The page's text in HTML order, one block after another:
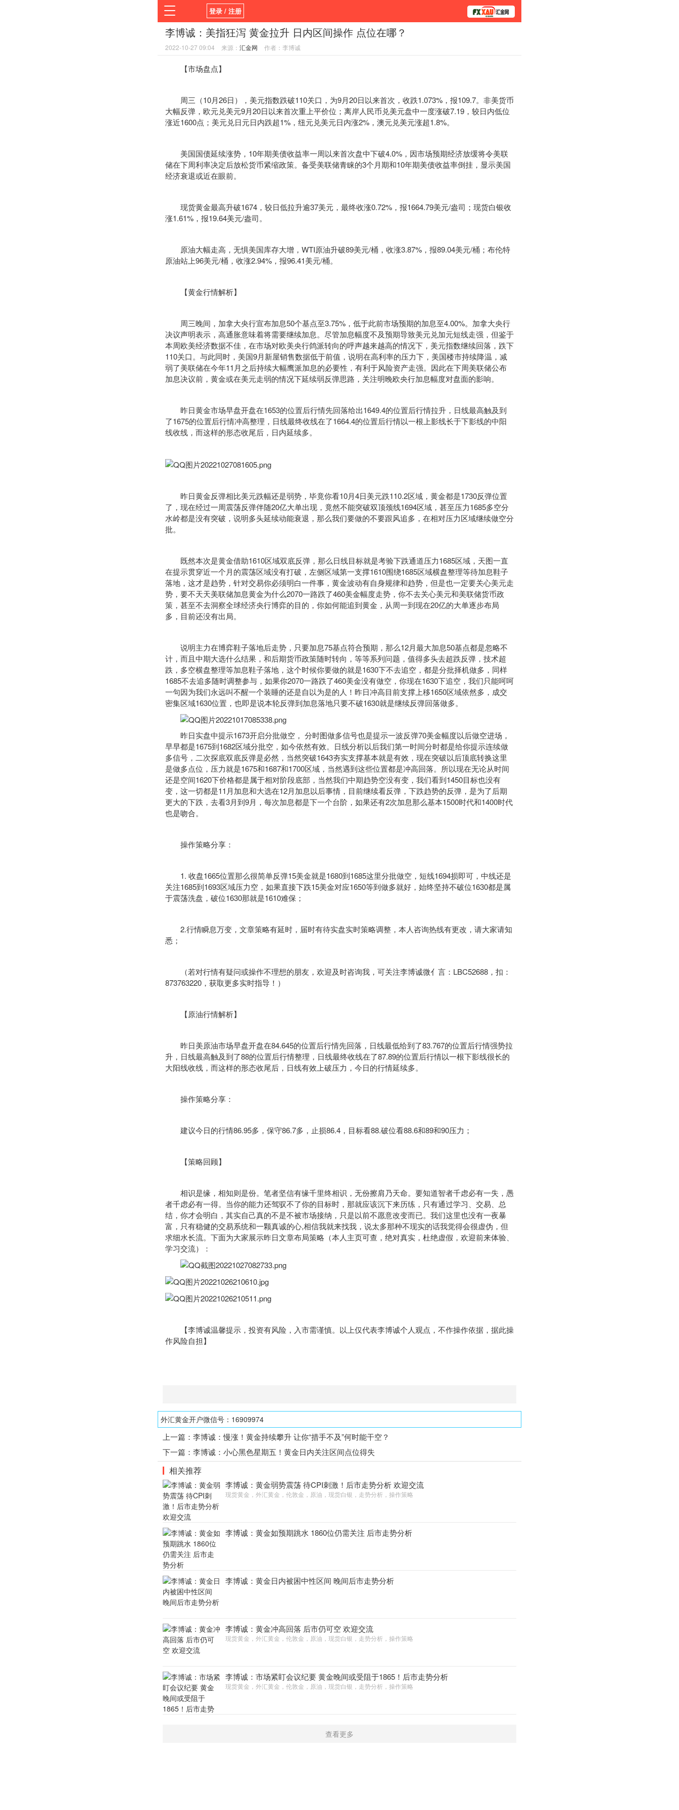
登录 / 注册
首页 新闻 观点
平台
指标EA
李博诚：美指狂泻 黄金拉升 日内区间操作 点位在哪？
2022-10-27 09:04 来源： 汇金网 作者：李博诚
【市场盘点】
周三（10月26日），美元指数跌破110关口，为9月20日以来首次，收跌1.073%，报109.7。非美货币
大幅反弹，欧元兑美元9月20日以来首次重上平价位；离岸人民币兑美元盘中一度涨破7.19，较日内低位
涨近1600点；美元兑日元日内跌超1%，纽元兑美元日内涨2%，澳元兑美元涨超1.8%。
美国国债延续涨势，10年期美债收益率一周以来首次盘中下破4.0%，因市场预期经济放缓将令美联
储在下周利率决定后放松货币紧缩政策。备受美联储青睐的3个月期和10年期美债收益率倒挂，显示美国
经济衰退或近在眼前。
现货黄金最高升破1674，较日低拉升逾37美元，最终收涨0.72%，报1664.79美元/盎司；现货白银收
涨1.61%，报19.64美元/盎司。
原油大幅走高，无惧美国库存大增，WTI原油升破89美元/桶，收涨3.87%，报89.04美元/桶；布伦特
原油站上96美元/桶，收涨2.94%，报96.41美元/桶。
【黄金行情解析】
周三晚间，加拿大央行宣布加息50个基点至3.75%，低于此前市场预期的加息至4.00%。加拿大央行
决议声明表示，高通胀意味着将需要继续加息。尽管加息幅度不及预期导致美元兑加元短线走强，但鉴于
本周欧美经济数据不佳，在市场对欧美央行鸽派转向的呼声越来越高的情况下，美元指数继续回落，跌下
110关口。与此同时，美国9月新屋销售数据低于前值，说明在高利率的压力下，美国楼市持续降温，减
弱了美联储在今年11月之后持续大幅鹰派加息的必要性，有利于风险资产走强。因此在下周美联储公布
加息决议前，黄金或在美元走弱的情况下延续弱反弹思路，关注明晚欧央行加息幅度对盘面的影响。
昨日黄金市场早盘开盘在1653的位置后行情先回落给出1649.4的位置后行情拉升，日线最高触及到
了1675的位置后行情冲高整理，日线最终收线在了1664.4的位置后行情以一根上影线长于下影线的中阳
线收线，而这样的形态收尾后，日内延续多。
昨日黄金反弹相比美元跌幅还是弱势，毕竟你看10月4日美元跌110.2区域，黄金都是1730反弹位置
了，现在经过一周震荡反弹伴随20亿大单出现，竟然不能突破双顶颈线1694区域，甚至压力1685多空分
水岭都是没有突破，说明多头延续动能衰退，那么我们要做的不要跟风追多，在相对压力区域继续做空分
批。
既然本次是黄金借助1610区域双底反弹，那么日线目标就是考验下跌通道压力1685区域，天图一直
在提示贯穿近一个月的震荡区域没有打破，左侧区域第一支撑1610围绕1685区域横盘整理等待加息鞋子
落地，这才是趋势，针对交易你必须明白一件事，黄金波动有自身规律和趋势，但是也一定要关心美元走
势，要不天天美联储加息黄金为什么2070一路跌了460美金幅度走势，你不去关心美元和美联储货币政
策，甚至不去洞察全球经济央行博弈的目的，你如何能追到黄金，从周一到现在20亿的大单逐步布局
多，目前还没有出局。
说明主力在博弈鞋子落地后走势，只要加息75基点符合预期，那么12月最大加息50基点都是忽略不
计，而且中期大选什么结果，和后期货币政策随时转向，等等系列问题，值得多头去超跌反弹，技术超
跌，多空横盘整理等加息鞋子落地，这个时候你要做的就是1630下不去追空，都是分批择机做多，同样
1685不去追多随时调整参与，如果你2070一路跌了460美金没有做空，你现在1630下追空，我们只能呵呵
一句因为我们永远叫不醒一个装睡的还是自以为是的人！昨日冲高目前支撑上移1650区域依然多，成交
密集区域1630位置，也即是说本轮反弹到加息落地只要不破1630就是继续反弹回落做多。
昨日实盘中提示1673开启分批做空， 分时图做多信号也是提示一波反弹70美金幅度以后做空进场，
早早都是1675到1682区域分批空，如今依然有效。日线分析以后我们第一时间分时都是给你提示连续做
多信号，二次探底双底反弹是必然，当然突破1643夯实支撑基本就是有效，现在突破以后顶底转换这里
是做多点位，压力就是1675和1687和1700区域，当然遇到这些位置都是冲高回落。所以现在无论从时间
还是空间1620下价格都是属于相对阶段底部，当然我们中期趋势空没有变，我们看到1450目标也没有
变，这一切都是11月加息和大选在12月加息以后事情，目前继续看反弹，下跌趋势的反弹，是为了后期
更大的下跌，去看3月到9月，每次加息都是下一个台阶，如果还有2次加息那么基本1500时代和1400时代
也是吻合。
操作策略分享：
1. 收盘1665位置那么很简单反弹15美金就是1680到1685这里分批做空，短线1694损即可，中线还是
关注1685到1693区域压力空，如果直接下跌15美金对应1650等到做多就好，始终坚持不破位1630都是属
于震荡洗盘，破位1630那就是1610难保；
2.行情瞬息万变，文章策略有延时，届时有待实盘实时策略调整，本人咨询热线有更改，请大家请知
悉；
（若对行情有疑问或操作不理想的朋友，欢迎及时咨询我，可关注李博诚微亻言：LBC52688，扣：
873763220，获取更多实时指导！）
【原油行情解析】
昨日美原油市场早盘开盘在84.645的位置后行情先回落，日线最低给到了83.767的位置后行情强势拉
升，日线最高触及到了88的位置后行情整理，日线最终收线在了87.89的位置后行情以一根下影线很长的
大阳线收线，而这样的形态收尾后，日线有效上破压力，今日的行情延续多。
操作策略分享：
建议今日的行情86.95多，保守86.7多，止损86.4，目标看88.破位看88.6和89和90压力；
【策略回顾】
相识是缘，相知则是份。笔者坚信有缘千里终相识，无份擦肩乃天命。要知道智者千虑必有一失，愚
者千虑必有一得。当你的能力还驾驭不了你的目标时，那就应该沉下来历练，只有通过学习、交易、总
结，你才会明白，其实自己真的不是不被市场接纳，只是以前不愿意改变而已。我们这里也没有一夜暴
富，只有稳健的交易系统和一颗真诚的心,相信我就来找我，说太多那种不现实的话我觉得会很虚伪，但
求细水长流。下面为大家展示昨日文章布局策略（本人主页可查，绝对真实，杜绝虚假，欢迎前来体验、
学习交流）：
【李博诚温馨提示，投资有风险，入市需谨慎。以上仅代表李博诚个人观点，不作操作依据，据此操
作风险自担】
外汇黄金开户微信号：16909974
上一篇： 李博诚：慢涨！黄金持续攀升 让你“措手不及”何时能干空？
下一篇： 李博诚：小心黑色星期五！黄金日内关注区间点位得失
相关推荐
李博诚：黄金弱势震荡 待CPI刺激！后市走势分析 欢迎交流
现货黄金，外汇黄金，伦敦金，原油，现货白银，走势分析，操作策略
李博诚：黄金如预期跳水 1860位仍需关注 后市走势分析
李博诚：黄金日内被困中性区间 晚间后市走势分析
李博诚：黄金冲高回落 后市仍可空 欢迎交流
现货黄金，外汇黄金，伦敦金，原油，现货白银，走势分析，操作策略
李博诚：市场紧盯会议纪要 黄金晚间或受阻于1865！后市走势分析
现货黄金，外汇黄金，伦敦金，原油，现货白银，走势分析，操作策略
查看更多